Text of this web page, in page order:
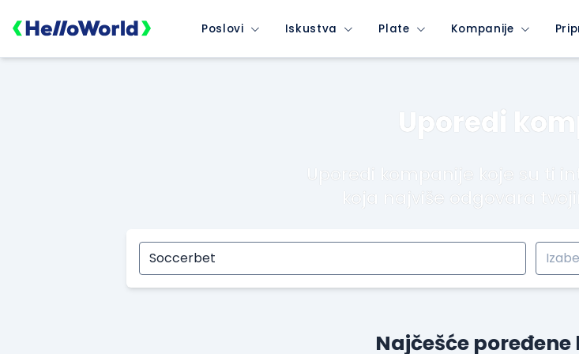
Poslovi Iskustva Plate Kompanije
Uporedi
Uporedi kompanije koje su ti
koja najviše odgovara
Najčešće